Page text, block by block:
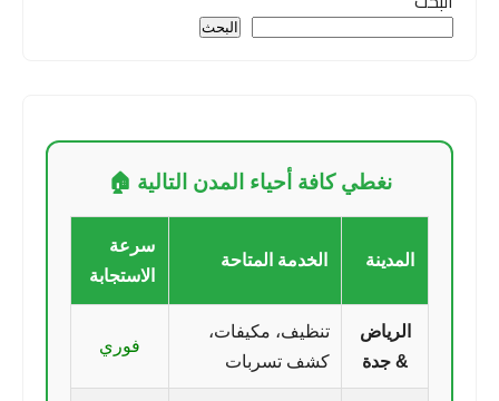
البحث
نغطي كافة أحياء المدن التالية 🏠
المدينة الخدمة المتاحة
سرعة
الاستجابة
الرياض
& جدة
تنظيف، مكيفات،
كشف تسربات
فوري